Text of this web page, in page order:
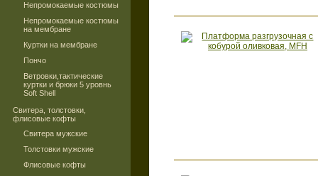
Непромокаемые костюмы
Непромокаемые костюмы
на мембране
Куртки на мембране
Пончо
Ветровки,тактические
куртки и брюки 5 уровнь
Soft Shell
Свитера, толстовки,
флисовые кофты
Свитера мужские
Толстовки мужские
Флисовые кофты